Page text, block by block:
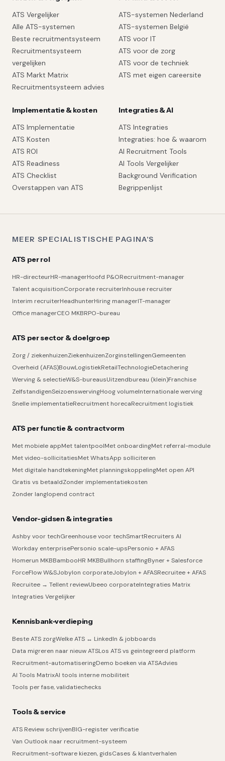
ATS Vergelijker
Alle ATS-systemen
Beste recruitmentsysteem
Recruitmentsysteem
vergelijken
ATS Markt Matrix
Recruitmentsysteem advies
ATS-systemen Nederland
ATS-systemen België
ATS voor IT
ATS voor de zorg
ATS voor de techniek
ATS met eigen careersite
Implementatie & kosten
ATS Implementatie
ATS Kosten
ATS ROI
ATS Readiness
ATS Checklist
Overstappen van ATS
Integraties & AI
ATS Integraties
Integraties: hoe & waarom
AI Recruitment Tools
AI Tools Vergelijker
Background Verification
Begrippenlijst
MEER SPECIALISTISCHE PAGINA'S
ATS per rol
HR-directeurHR-managerHoofd P&ORecruitment-manager
Talent acquisitionCorporate recruiterInhouse recruiter
Interim recruiterHeadhunterHiring managerIT-manager
Office managerCEO MKBRPO-bureau
ATS per sector & doelgroep
Zorg / ziekenhuizenZiekenhuizenZorginstellingenGemeenten
Overheid (AFAS)BouwLogistiekRetailTechnologieDetachering
Werving & selectieW&S-bureausUitzendbureau (klein)Franchise
ZelfstandigenSeizoenswervingHoog volumeInternationale werving
Snelle implementatieRecruitment horecaRecruitment logistiek
ATS per functie & contractvorm
Met mobiele appMet talentpoolMet onboardingMet referral-module
Met video-sollicitatiesMet WhatsApp solliciteren
Met digitale handtekeningMet planningskoppelingMet open API
Gratis vs betaaldZonder implementatiekosten
Zonder langlopend contract
Vendor-gidsen & integraties
Ashby voor techGreenhouse voor techSmartRecruiters AI
Workday enterprisePersonio scale-upsPersonio + AFAS
Homerun MKBBambooHR MKBBullhorn staffingByner + Salesforce
ForceFlow W&SJobylon corporateJobylon + AFASRecruitee + AFAS
Recruitee → Tellent reviewUbeeo corporateIntegraties Matrix
Integraties Vergelijker
Kennisbank-verdieping
Beste ATS zorgWelke ATS ↔ LinkedIn & jobboards
Data migreren naar nieuw ATSLos ATS vs geïntegreerd platform
Recruitment-automatiseringDemo boeken via ATSAdvies
AI Tools MatrixAI tools interne mobiliteit
Tools per fase, validatiechecks
Tools & service
ATS Review schrijvenBIG-register verificatie
Van Outlook naar recruitment-systeem
Recruitment-software kiezen, gidsCases & klantverhalen